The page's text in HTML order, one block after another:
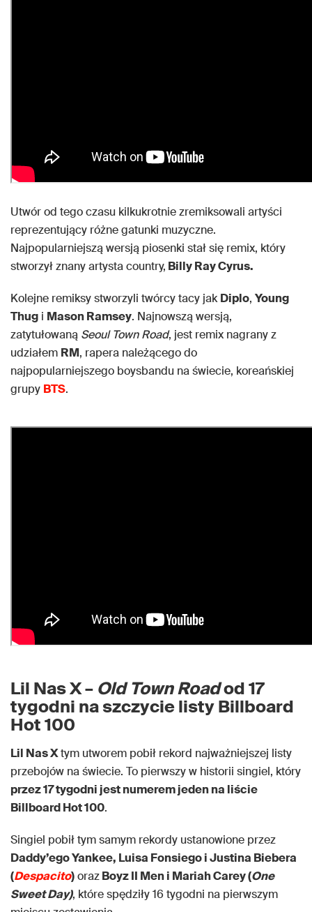
Utwór od tego czasu kilkukrotnie zremiksowali artyści
reprezentujący różne gatunki muzyczne.
Najpopularniejszą wersją piosenki stał się remix, który
stworzył znany artysta country, Billy Ray Cyrus.
Kolejne remiksy stworzyli twórcy tacy jakDiplo, Young
Thug i Mason Ramsey. Najnowszą wersją,
zatytułowaną Seoul Town Road, jest remix nagrany z
udziałem RM, rapera należącego do
najpopularniejszego boysbandu na świecie, koreańskiej
grupy BTS.
Lil Nas X – Old Town Roadod 17
tygodni na szczycie listy Billboard
Hot 100
Lil Nas Xtym utworem pobił rekord najważniejszej listy
przebojów na świecie. To pierwszy w historii singiel, który
przez 17 tygodni jest numerem jeden na liście
Billboard Hot 100.
Singiel pobił tym samym rekordy ustanowione przez
Daddy’ego Yankee, Luisa Fonsiego i Justina Biebera
(Despacito)orazBoyz II Men i Mariah Carey (One
Sweet Day), które spędziły 16 tygodni na pierwszym